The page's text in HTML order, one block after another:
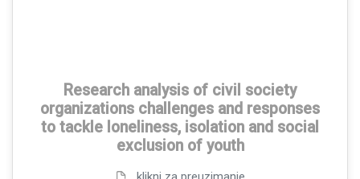
Research analysis of civil society
organizations challenges and responses
to tackle loneliness, isolation and social
exclusion of youth